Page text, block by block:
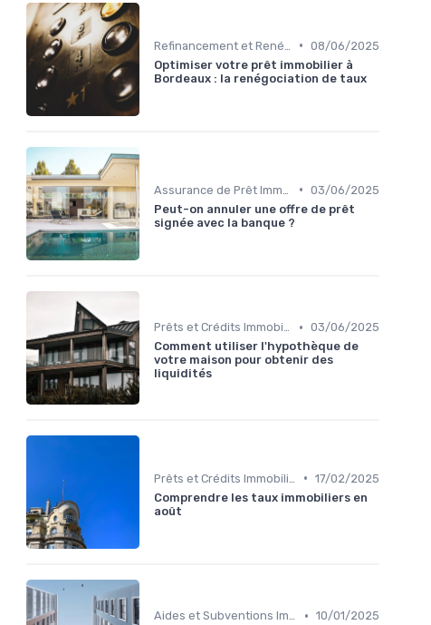
• 08/06/2025
Optimiser votre prêt immobilier à
Bordeaux : la renégociation de taux
• 03/06/2025
Peut-on annuler une offre de prêt
signée avec la banque ?
Prêts et Crédits Immobiliers • 03/06/2025
Comment utiliser l'hypothèque de
votre maison pour obtenir des
liquidités
• 17/02/2025
Comprendre les taux immobiliers en
août
Aides et Subventions Immobilières • 10/01/2025